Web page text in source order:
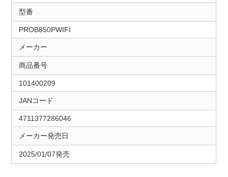
型番
PROB850PWIFI
メーカー
商品番号
101400209
JANコード
4711377286046
メーカー発売日
2025/01/07発売